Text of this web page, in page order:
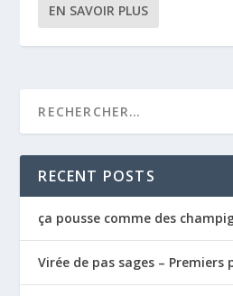
EN SAVOIR PLUS
RECENT POSTS
ça pousse comme des
Virée de pas sages – Premiers